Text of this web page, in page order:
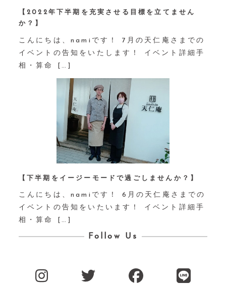
【2022年下半期を充実させる目標を立てません
か？】⁡
こんにちは、namiです！ 7月の天仁庵さまでの
イベントの告知をいたします！ イベント詳細手
相・算命 […]
【下半期をイージーモードで過ごしませんか？】⁡
こんにちは、namiです！ 6月の天仁庵さまでの
イベントの告知をいたいます！ イベント詳細手
相・算命 […]
Follow Us